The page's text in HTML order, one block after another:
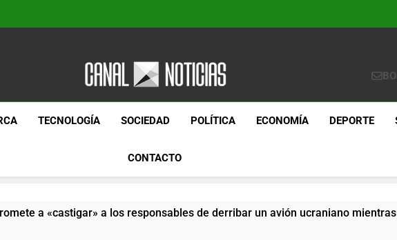
Canal Noticias
Canal Noticias
TECNOLOGÍA SOCIEDAD POLÍTICA ECONOMÍA DEPORTE
CONTACTO
a «castigar» a los responsables de derribar un avión ucraniano